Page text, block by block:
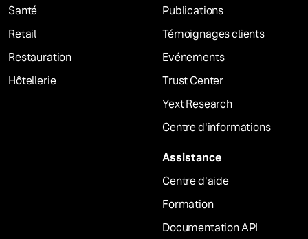
Santé
Retail
Restauration
Hôtellerie
Publications
Témoignages clients
Evénements
Trust Center
Yext Research
Centre d'informations
Assistance
Centre d'aide
Formation
Documentation API